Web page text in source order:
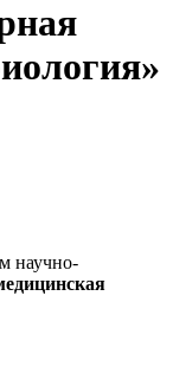
научно-